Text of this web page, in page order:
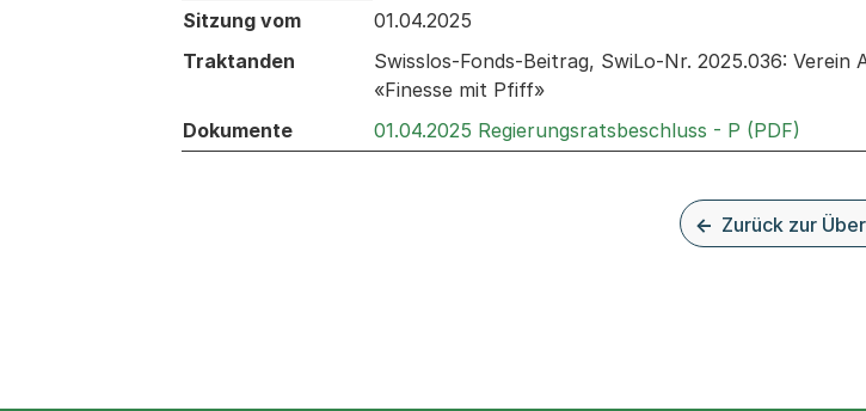
Behandelt an den folgenden Sitzungen: Informationen zu den Sitzungen
Sitzung vom
01.04.2025
Traktanden
Swisslos-Fonds-Beitrag, SwiLo-Nr. 2025.036:
«Finesse mit Pfiff»
Dokumente
01.04.2025 Regierungsratsbeschluss - P (PDF)
Zurück zur